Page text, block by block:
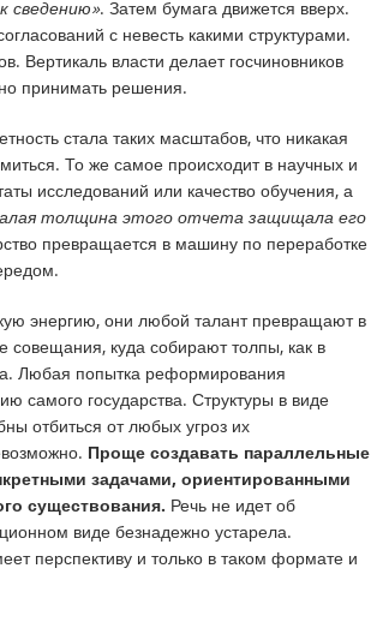
сведению». Затем бумага движется вверх.
с невесть какими структурами.
Вертикаль власти делает госчиновников
принимать решения.
стала таких масштабов, что никакая
То же самое происходит в научных и
исследований или качество обучения, а
толщина этого отчета защищала его
превращается в машину по переработке
энергию, они любой талант превращают в
совещания, куда собирают толпы, как в
Любая попытка реформирования
самого государства. Структуры в виде
отбиться от любых угроз их
Проще создавать параллельные
задачами, ориентированными
существования. Речь не идет об
виде безнадежно устарела.
перспективу и только в таком формате и